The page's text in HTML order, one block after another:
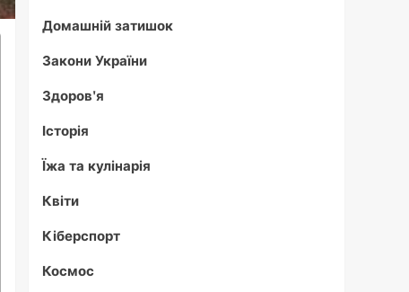
Домашній затишок
Закони України
Здоров'я
Історія
Їжа та кулінарія
Квіти
Кіберспорт
Космос